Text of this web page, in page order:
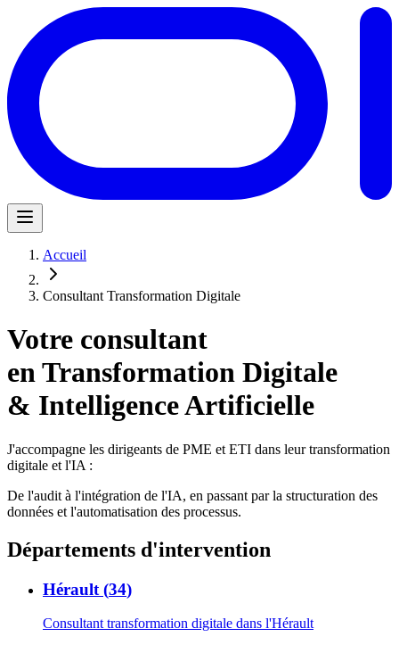
Accueil
Consultant Transformation Digitale
Votre consultant
en Transformation Digitale
& Intelligence Artificielle
J'accompagne les dirigeants de PME et ETI dans leur transformation
digitale et l'IA :
De l'audit à l'intégration de l'IA, en passant par la structuration des
données et l'automatisation des processus.
Départements d'intervention
Hérault (34)
Consultant transformation digitale dans l'Hérault